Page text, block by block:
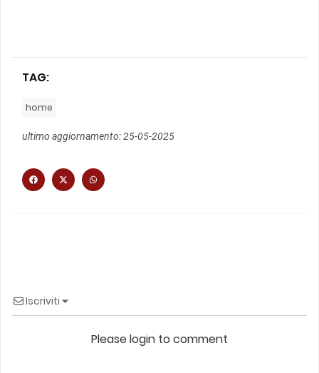
TAG:
home
ultimo aggiornamento: 25-05-2025
Iscriviti
Please login to comment